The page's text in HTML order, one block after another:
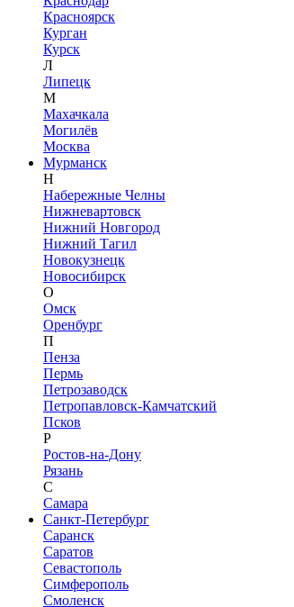
Красноярск
Курган
Курск
Л
Липецк
М
Махачкала
Могилёв
Москва
Мурманск
Н
Набережные Челны
Нижневартовск
Нижний Новгород
Нижний Тагил
Новокузнецк
Новосибирск
О
Омск
Оренбург
П
Пенза
Пермь
Петрозаводск
Петропавловск-Камчатский
Псков
Р
Ростов-на-Дону
Рязань
С
Самара
Санкт-Петербург
Саранск
Саратов
Севастополь
Симферополь
Смоленск